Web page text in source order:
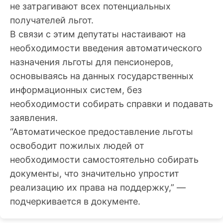
не затрагивают всех потенциальных
получателей льгот.
В связи с этим депутаты настаивают на
необходимости введения автоматического
назначения льготы для пенсионеров,
основываясь на данных государственных
информационных систем, без
необходимости собирать справки и подавать
заявления.
“Автоматическое предоставление льготы
освободит пожилых людей от
необходимости самостоятельно собирать
документы, что значительно упростит
реализацию их права на поддержку,” —
подчеркивается в документе.